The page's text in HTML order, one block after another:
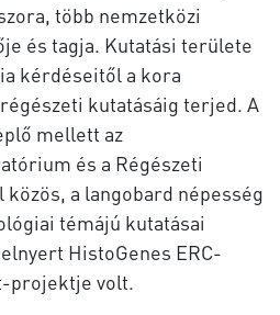
több nemzetközi
és tagja. Kutatási területe
kérdéseitől a kora
kutatásáig terjed. A
mellett az
és a Régészeti
a langobard népesség
témájú kutatásai
HistoGenes ERC-
projektje volt.